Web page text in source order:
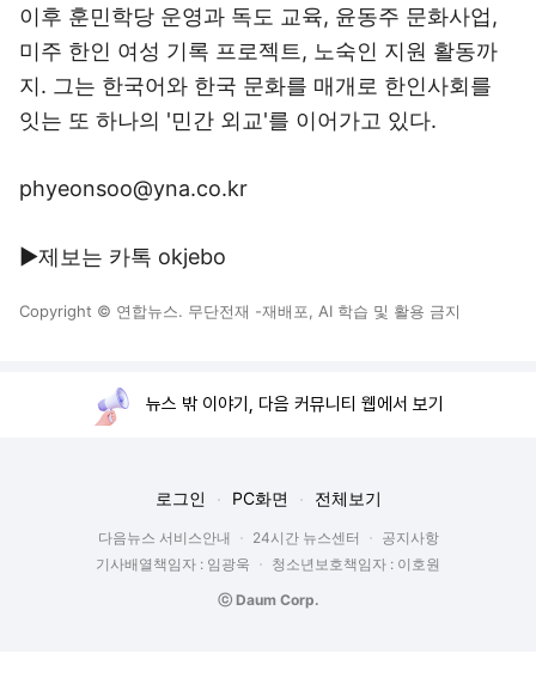
이후 훈민학당 운영과 독도 교육, 윤동주 문화사업,
미주 한인 여성 기록 프로젝트, 노숙인 지원 활동까
지. 그는 한국어와 한국 문화를 매개로 한인사회를
잇는 또 하나의 '민간 외교'를 이어가고 있다.
phyeonsoo@yna.co.kr
▶제보는 카톡 okjebo
Copyright © 연합뉴스. 무단전재 -재배포, AI 학습 및 활용 금지
뉴스 밖 이야기, 다음 커뮤니티 웹에서 보기
로그인 PC화면 전체보기
다음뉴스 서비스안내 24시간 뉴스센터
공지사항
기사배열책임자 : 임광욱
청소년보호책임자 : 이호원
ⓒ Daum Corp.